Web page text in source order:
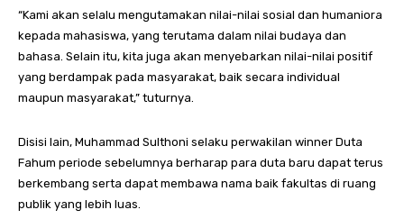
“Kami akan selalu mengutamakan nilai-nilai sosial dan humaniora
kepada mahasiswa, yang terutama dalam nilai budaya dan
bahasa. Selain itu, kita juga akan menyebarkan nilai-nilai positif
yang berdampak pada masyarakat, baik secara individual
maupun masyarakat,” tuturnya.
Disisi lain, Muhammad Sulthoni selaku perwakilan winner Duta
Fahum periode sebelumnya berharap para duta baru dapat terus
berkembang serta dapat membawa nama baik fakultas di ruang
publik yang lebih luas.